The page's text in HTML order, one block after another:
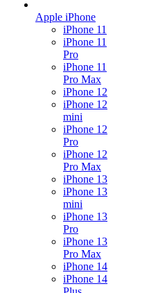
Apple iPhone
iPhone 11
iPhone 11
Pro
iPhone 11
Pro Max
iPhone 12
iPhone 12
mini
iPhone 12
Pro
iPhone 12
Pro Max
iPhone 13
iPhone 13
mini
iPhone 13
Pro
iPhone 13
Pro Max
iPhone 14
iPhone 14